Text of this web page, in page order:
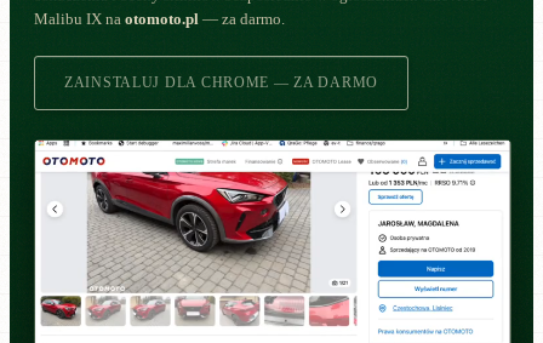
Malibu IX na otomoto.pl — za darmo.
ZAINSTALUJ DLA CHROME — ZA DARMO